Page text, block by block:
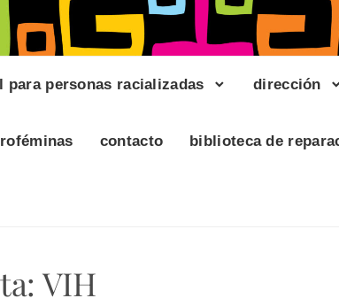
para personas racializadas dirección
contacto biblioteca de
VIH